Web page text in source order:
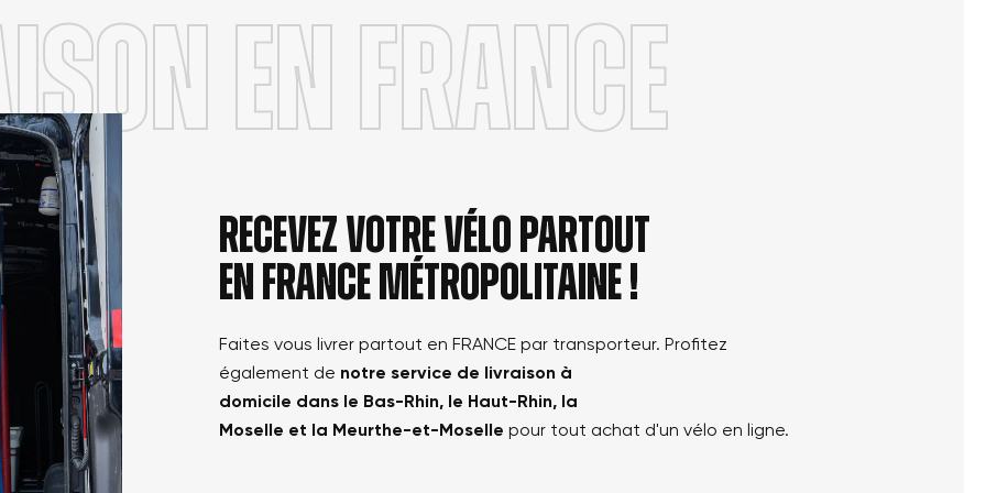
Créer une nouvelle liste
Annuler
Créer une liste d'envies
Annuler
Connexion
en FRANCE
Recevez votre vélo partout
en france métropolitaine !
Faites vous livrer partout en FRANCE par transporteur. Profitez
également de notre service de livraison à
domicile dans le Bas-Rhin, le Haut-Rhin, la
Moselle et la Meurthe-et-Moselle pour tout achat d'un vélo en ligne.